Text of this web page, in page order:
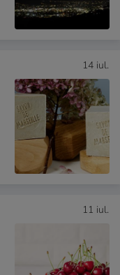
14 iul.
11 iul.